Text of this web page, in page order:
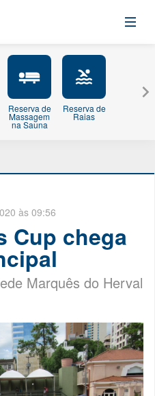
Reserva de
Massagem
na Sauna
Reserva de
Raias
às 09:56
Cup chega
Marquês do Herval